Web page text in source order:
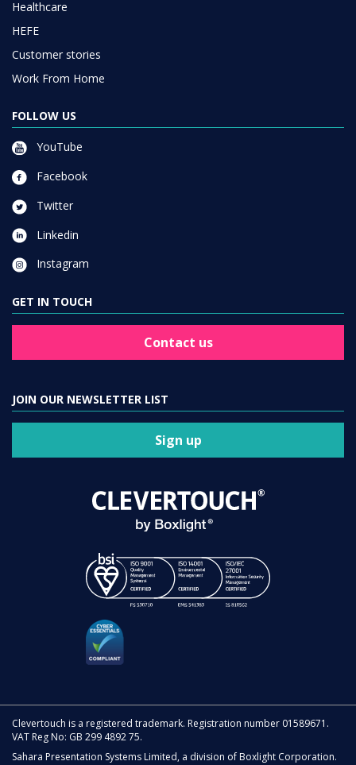
Healthcare
HEFE
Customer stories
Work From Home
FOLLOW US
YouTube
Facebook
Twitter
Linkedin
Instagram
GET IN TOUCH
Contact us
JOIN OUR NEWSLETTER LIST
Sign up
Clevertouch is a registered trademark. Registration number 01589671.
VAT Reg No: GB 299 4892 75.
Sahara Presentation Systems Limited, a division of Boxlight Corporation.